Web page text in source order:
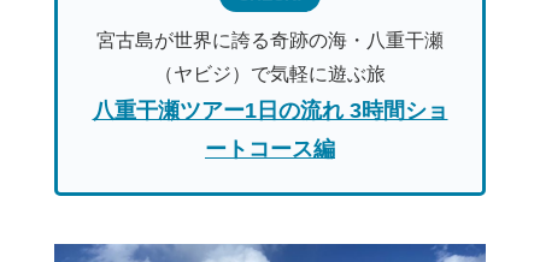
宮古島が世界に誇る奇跡の海・八重干瀬
（ヤビジ）で気軽に遊ぶ旅
八重干瀬ツアー1日の流れ 3時間ショ
ートコース編